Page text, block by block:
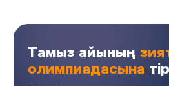
Тамыз айының
олимпиадасына